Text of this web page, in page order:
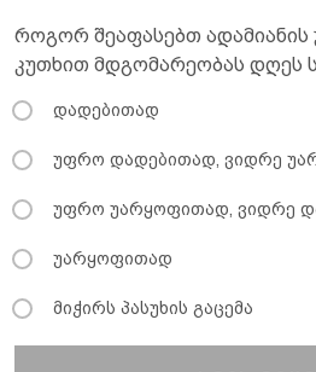
როგორ შეაფასებთ ადამიანის
კუთხით მდგომარეობას დღეს
დადებითად
უფრო დადებითად, ვიდრე
უფრო უარყოფითად, ვიდრე
უარყოფითად
მიჭირს პასუხის გაცემა